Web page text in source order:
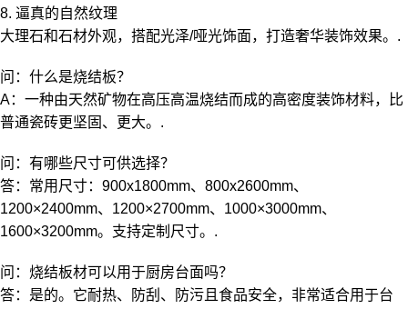
8. 逼真的自然纹理
大理石和石材外观，搭配光泽/哑光饰面，打造奢华装饰效果。.
问：什么是烧结板？
A：一种由天然矿物在高压高温烧结而成的高密度装饰材料，比
普通瓷砖更坚固、更大。.
问：有哪些尺寸可供选择？
答：常用尺寸：900x1800mm、800x2600mm、
1200×2400mm、1200×2700mm、1000×3000mm、
1600×3200mm。支持定制尺寸。.
问：烧结板材可以用于厨房台面吗？
答：是的。它耐热、防刮、防污且食品安全，非常适合用于台